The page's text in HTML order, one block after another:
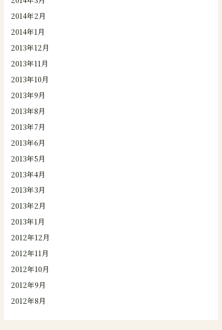
2014年2月
2014年1月
2013年12月
2013年11月
2013年10月
2013年9月
2013年8月
2013年7月
2013年6月
2013年5月
2013年4月
2013年3月
2013年2月
2013年1月
2012年12月
2012年11月
2012年10月
2012年9月
2012年8月